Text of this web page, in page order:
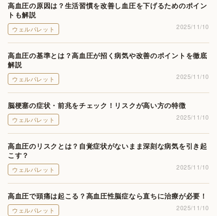
高血圧の原因は？生活習慣を改善し血圧を下げるためのポイン
トも解説
ウェルパレット 2025/11/10
高血圧の基準とは？高血圧が招く病気や改善のポイントを徹底
解説
ウェルパレット 2025/11/10
脳梗塞の症状・前兆をチェック！リスクが高い方の特徴
ウェルパレット 2025/11/10
高血圧のリスクとは？自覚症状がないまま深刻な病気を引き起
こす？
ウェルパレット 2025/11/10
高血圧で頭痛は起こる？高血圧性脳症なら直ちに治療が必要！
ウェルパレット 2025/11/10